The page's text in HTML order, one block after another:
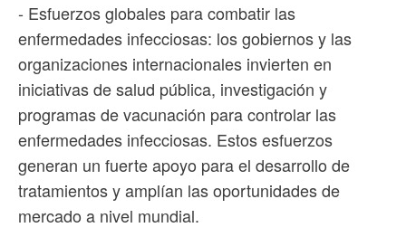
- Esfuerzos globales para combatir las
enfermedades infecciosas: los gobiernos y las
organizaciones internacionales invierten en
iniciativas de salud pública, investigación y
programas de vacunación para controlar las
enfermedades infecciosas. Estos esfuerzos
generan un fuerte apoyo para el desarrollo de
tratamientos y amplían las oportunidades de
mercado a nivel mundial.